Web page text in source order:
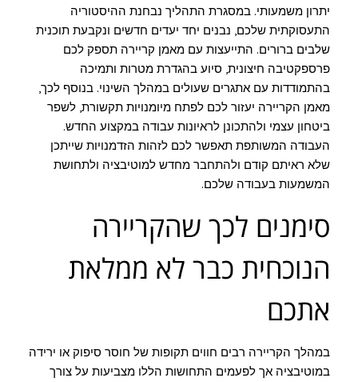
יתרון משמעותי. במסגרת התהליך נבחנת ההיסטוריה
התעסוקתית שלכם, נבנים יחד יעדים חדשים ונקבעת תוכנית
שלבים ברורים. התייעצות עם מאמן קריירה תספק לכם
פרספקטיבה חיצונית, סיוע בהגדרת מטרות ותמיכה
בהתמודדות עם אתגרים שעולים במהלך השינוי. בנוסף לכך,
מאמן הקריירה יעזור לכם לפתח מיומנויות תקשורת, לשפר
ביטחון עצמי ולהתכונן לראיונות עבודה במקצוע החדש.
העבודה המשותפת תאפשר לכם לזהות הזדמנויות שייתכן
שלא ראיתם קודם ולהתחבר מחדש למוטיבציה ולתחושת
המשמעות בעבודה שלכם.
סימנים לכך שהקריירה
הנוכחית כבר לא ממלאת
אתכם
במהלך הקריירה רבים חווים תקופות של חוסר סיפוק או ירידה
במוטיבציה אך לפעמים התחושות הללו מצביעות על צורך